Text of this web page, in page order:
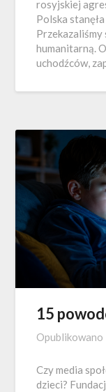
rosyjskiej
Polska
Przekazaliśmy
humanitarną.
uchodźców,
15
Opublikowano
Czy media
dzieci?